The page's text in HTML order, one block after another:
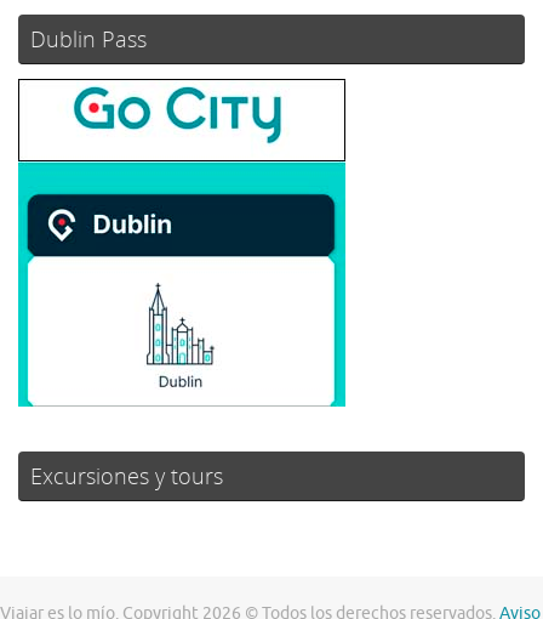
Dublin Pass
Excursiones y tours
Viajar es lo mío. Copyright 2026 © Todos los derechos reservados.Aviso